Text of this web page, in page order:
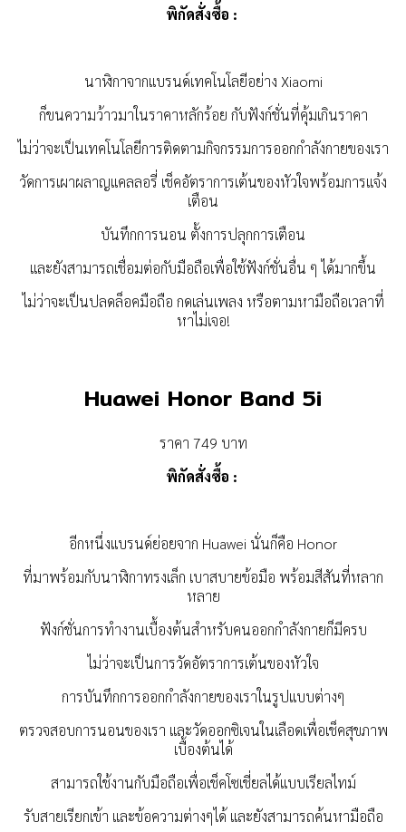
พิกัดสั่งซื้อ :
นาฬิกาจากแบรนด์เทคโนโลยีอย่าง Xiaomi
ก็ขนความว้าวมาในราคาหลักร้อย กับฟังก์ชั่นที่คุ้มเกินราคา
ไม่ว่าจะเป็นเทคโนโลยีการติดตามกิจกรรมการออกกำลังกายของเรา
วัดการเผาผลาญแคลลอรี่ เช็คอัตราการเต้นของหัวใจพร้อมการแจ้ง
เตือน
บันทึกการนอน ตั้งการปลุกการเตือน
และยังสามารถเชื่อมต่อกับมือถือเพื่อใช้ฟังก์ชั่นอื่น ๆ ได้มากขึ้น
ไม่ว่าจะเป็นปลดล็อคมือถือ กดเล่นเพลง หรือตามหามือถือเวลาที่
หาไม่เจอ!
Huawei Honor Band 5i
ราคา 749 บาท
พิกัดสั่งซื้อ :
อีกหนึ่งแบรนด์ย่อยจาก Huawei นั่นก็คือ Honor
ที่มาพร้อมกับนาฬิกาทรงเล็ก เบาสบายข้อมือ พร้อมสีสันที่หลาก
หลาย
ฟังก์ชั่นการทำงานเบื้องต้นสำหรับคนออกกำลังกายก็มีครบ
ไม่ว่าจะเป็นการวัดอัตราการเต้นของหัวใจ
การบันทึกการออกกำลังกายของเราในรูปแบบต่างๆ
ตรวจสอบการนอนของเรา และวัดออกซิเจนในเลือดเพื่อเช็คสุขภาพ
เบื้องต้นได้
สามารถใช้งานกับมือถือเพื่อเช็คโซเชี่ยลได้แบบเรียลไทม์
รับสายเรียกเข้า และข้อความต่างๆได้ และยังสามารถค้นหามือถือ